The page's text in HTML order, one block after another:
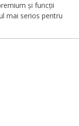
și funcții
mai serios pentru